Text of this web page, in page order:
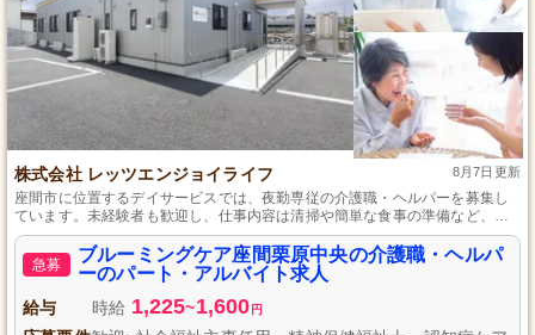
株式会社 レッツエンジョイライフ 8月7日更新
座間市に位置するデイサービスでは、夜勤専従の介護職・ヘルパーを募集し
ています。未経験者も歓迎し、仕事内容は清掃や簡単な食事の準備など、初
心者でもすぐに慣れられる業務です。さらに、勤務日数の相談が可能なの
で、副業を考えている方にもぴったりです。
急募
ブルーミングケア座間栗原中央の介護職・ヘルパ
ーのパート・アルバイト求人
給与 時給 1,225~1,600 円